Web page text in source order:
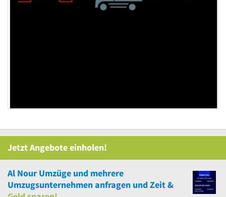
Jetzt Angebote einholen!
Al Nour Umzüge und mehrere
Umzugsunternehmen anfragen und Zeit &